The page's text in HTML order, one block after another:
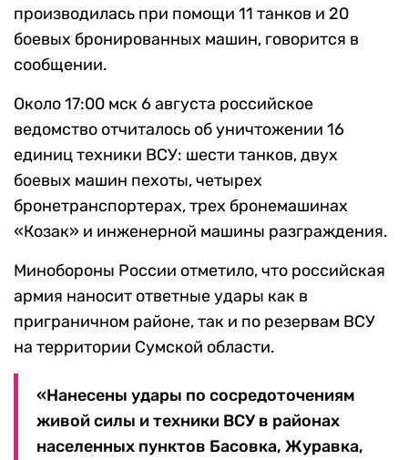
производилась при помощи 11 танков и 20
боевых бронированных машин, говорится в
сообщении.
Около 17:00 мск 6 августа российское
ведомство отчиталось об уничтожении 16
единиц техники ВСУ: шести танков, двух
боевых машин пехоты, четырех
бронетранспортерах, трех бронемашинах
«Козак» и инженерной машины разграждения.
Минобороны России отметило, что российская
армия наносит ответные удары как в
приграничном районе, так и по резервам ВСУ
на территории Сумской области.
«Нанесены удары по сосредоточениям
живой силы и техники ВСУ в районах
населенных пунктов Басовка, Журавка,